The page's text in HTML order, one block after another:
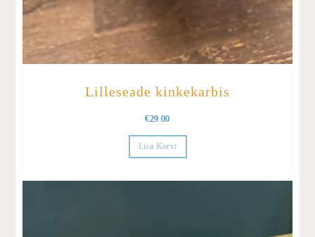
Lilleseade kinkekarbis
€29.00
Lisa Korvi